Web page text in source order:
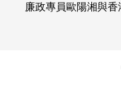
廉政專員歐陽湘與